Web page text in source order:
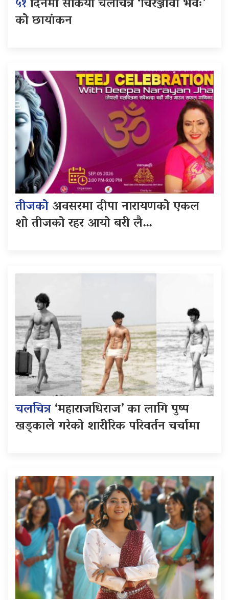
को छायांकन
तीजकोअवसरमा दीपा नारायणको एकल
शो तीजको रहर आयो बरी लै…
चलचित्र‘महाराजधिराज’ का लागि पुष्प
खड्काले गरेको शारीरिक परिवर्तन चर्चामा